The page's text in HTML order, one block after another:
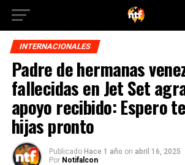
INTERNACIONALES
Padre de hermanas
fallecidas en Jet Set
apoyo recibido: Espero
hijas pronto
Publicado Hace 1 año on abril 16, 2025
Por Notifalcon